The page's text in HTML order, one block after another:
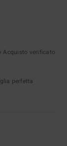
Acquisto verificato
perfetta